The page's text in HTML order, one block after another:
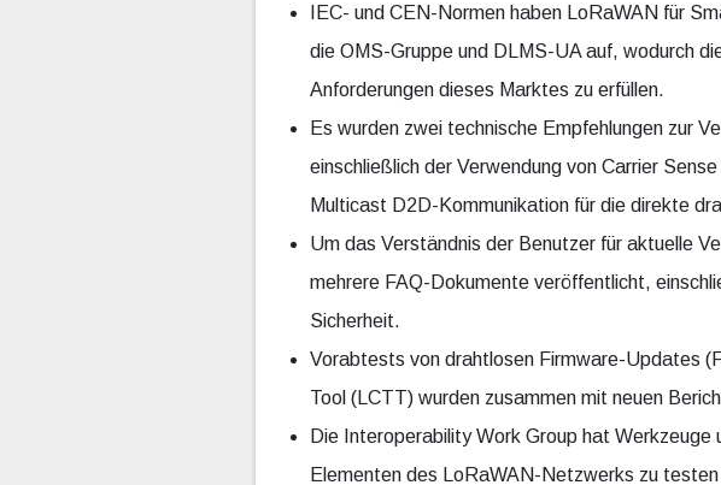
IEC- und CEN-Normen haben LoRaWAN für
die OMS-Gruppe und DLMS-UA auf, wodurch
Anforderungen dieses Marktes zu erfüllen.
Es wurden zwei technische Empfehlungen zur
einschließlich der Verwendung von Carrier
Multicast D2D-Kommunikation für die direkte
Um das Verständnis der Benutzer für aktuelle
mehrere FAQ-Dokumente veröffentlicht,
Sicherheit.
Vorabtests von drahtlosen Firmware-Updates
Tool (LCTT) wurden zusammen mit neuen
Die Interoperability Work Group hat
Elementen des LoRaWAN-Netzwerks zu